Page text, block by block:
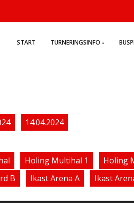
START TURNERINGSINFO
14.04.2024
Holing Multihal 1 Holing
B Ikast Arena A Ikast